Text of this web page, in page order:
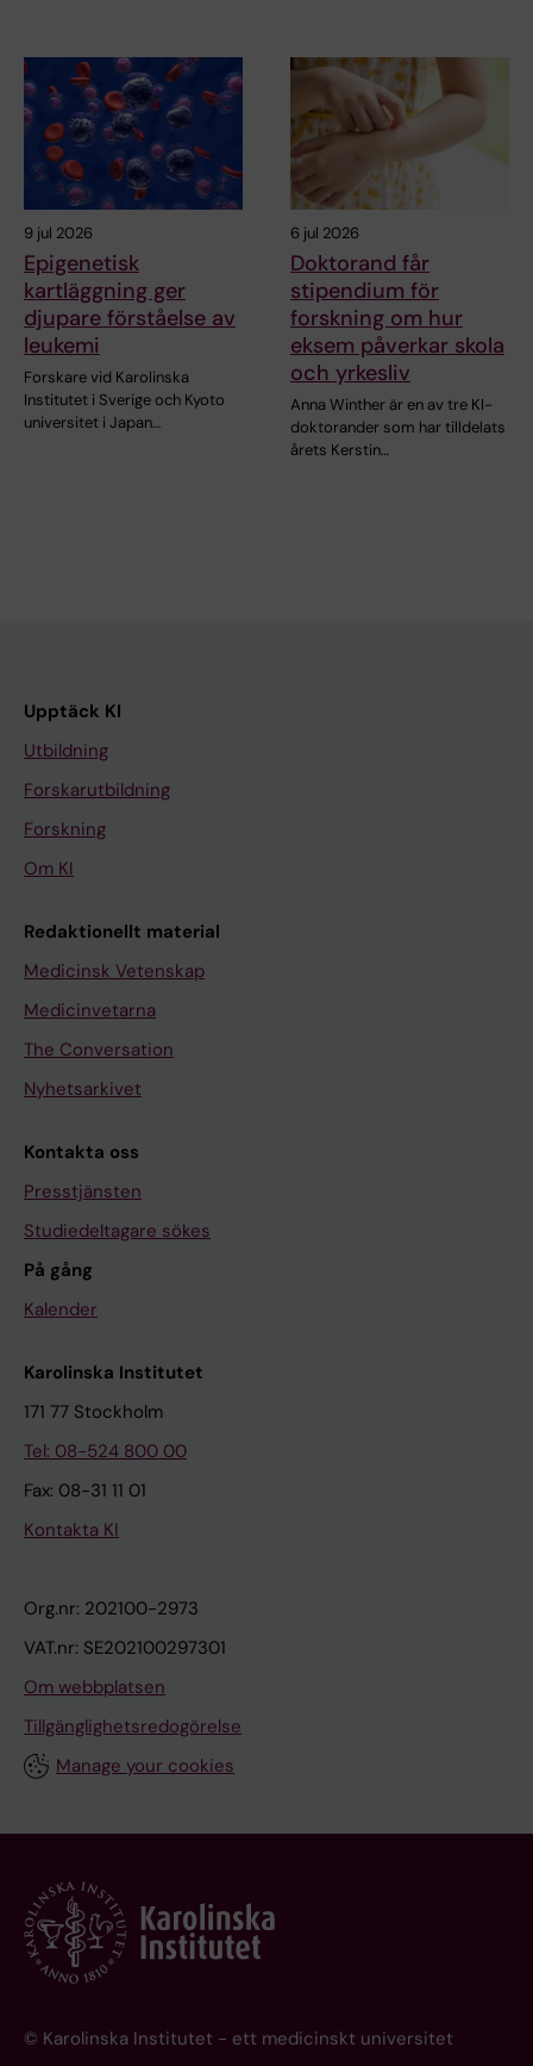
9 jul 2026
Epigenetisk
kartläggning ger
djupare förståelse av
leukemi
Forskare vid Karolinska
Institutet i Sverige och Kyoto
universitet i Japan…
6 jul 2026
Doktorand får
stipendium för
forskning om hur
eksem påverkar skola
och yrkesliv
Anna Winther är en av tre KI-
doktorander som har tilldelats
årets Kerstin…
Upptäck KI
Utbildning
Forskarutbildning
Forskning
Om KI
Redaktionellt material
Medicinsk Vetenskap
Medicinvetarna
The Conversation
Nyhetsarkivet
Kontakta oss
Presstjänsten
Studiedeltagare sökes
På gång
Kalender
Karolinska Institutet
171 77 Stockholm
Tel: 08-524 800 00
Fax: 08-31 11 01
Kontakta KI
Org.nr: 202100-2973
VAT.nr: SE202100297301
Om webbplatsen
Tillgänglighetsredogörelse
Manage your cookies
© Karolinska Institutet - ett medicinskt universitet